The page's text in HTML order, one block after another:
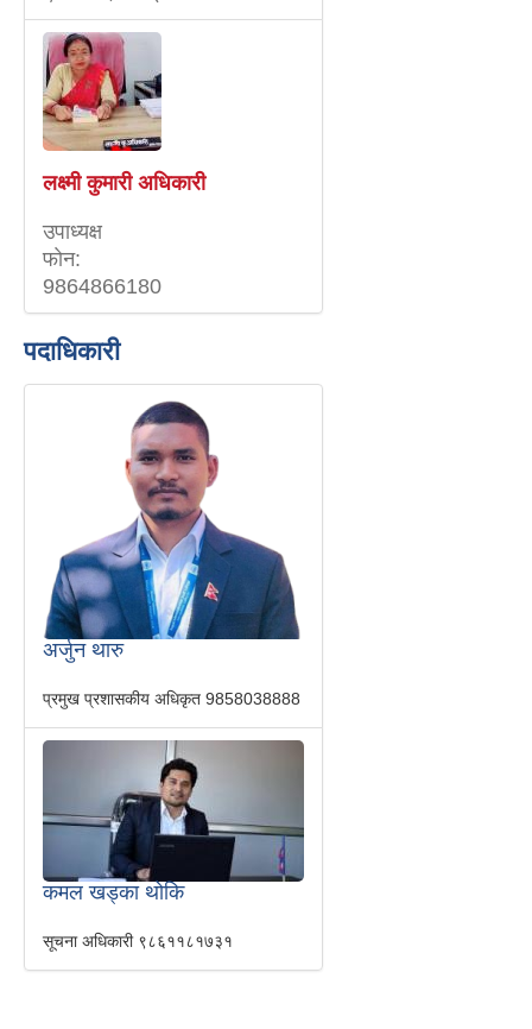
लक्ष्मी कुमारी अधिकारी
उपाध्यक्ष
फाेन:
9864866180
पदाधिकारी
अर्जुन थारु
प्रमुख प्रशासकीय अधिकृत 9858038888
कमल खड्का थोकि
सूचना अधिकारी ९८६११८१७३१